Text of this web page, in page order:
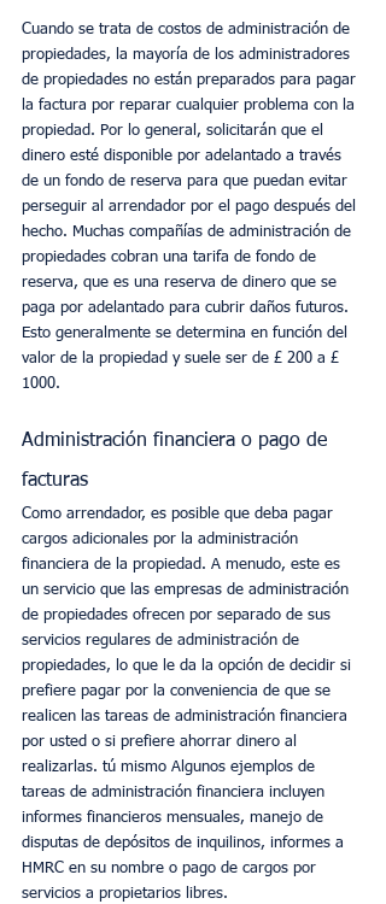
Cuando se trata de costos de administración de
propiedades, la mayoría de los administradores
de propiedades no están preparados para pagar
la factura por reparar cualquier problema con la
propiedad. Por lo general, solicitarán que el
dinero esté disponible por adelantado a través
de un fondo de reserva para que puedan evitar
perseguir al arrendador por el pago después del
hecho. Muchas compañías de administración de
propiedades cobran una tarifa de fondo de
reserva, que es una reserva de dinero que se
paga por adelantado para cubrir daños futuros.
Esto generalmente se determina en función del
valor de la propiedad y suele ser de £ 200 a £
1000.
Administración financiera o pago de
facturas
Como arrendador, es posible que deba pagar
cargos adicionales por la administración
financiera de la propiedad. A menudo, este es
un servicio que las empresas de administración
de propiedades ofrecen por separado de sus
servicios regulares de administración de
propiedades, lo que le da la opción de decidir si
prefiere pagar por la conveniencia de que se
realicen las tareas de administración financiera
por usted o si prefiere ahorrar dinero al
realizarlas. tú mismo Algunos ejemplos de
tareas de administración financiera incluyen
informes financieros mensuales, manejo de
disputas de depósitos de inquilinos, informes a
HMRC en su nombre o pago de cargos por
servicios a propietarios libres.